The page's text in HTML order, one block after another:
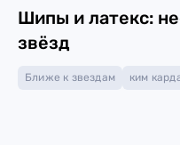
Шипы и латекс:
звёзд
Ближе к звездам ким